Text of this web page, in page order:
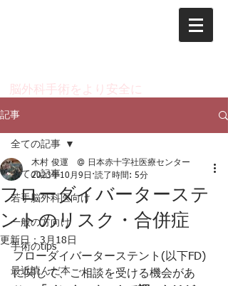
​脳外科手術をより安全に
記事
全ての記事
若手脳外科医向け
一般の方向け
手術のtips
最近読んだ本
全ての記事
フローダイバーターステ
ントのリスク・合併症
木村 俊運 @ 日本赤十字社医療センター
2023年10月9日 読了時間: 5分
更新日： 3月18日
フローダイバーターステント(以下FD)
に関して、ご相談を受ける機会があ